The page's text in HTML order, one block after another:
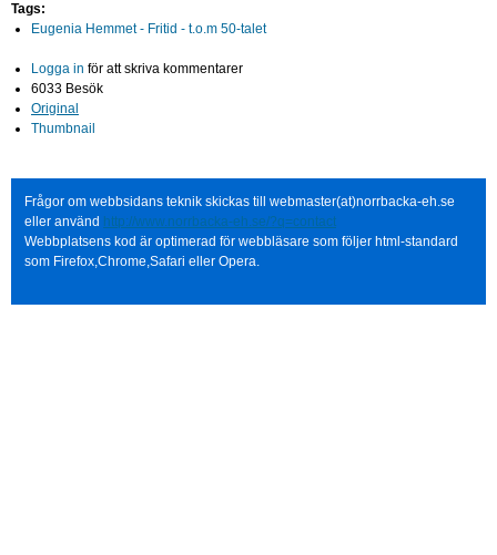
Tags:
Eugenia Hemmet - Fritid - t.o.m 50-talet
Logga in för att skriva kommentarer
6033 Besök
Original
Thumbnail
Frågor om webbsidans teknik skickas till webmaster(at)norrbacka-eh.se
eller använd http://www.norrbacka-eh.se/?q=contact
Webbplatsens kod är optimerad för webbläsare som följer html-standard
som Firefox,Chrome,Safari eller Opera.